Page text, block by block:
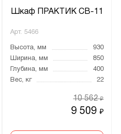
Шкаф ПРАКТИК СВ-11
Арт. 5466
Высота, мм
930
Ширина, мм
850
Глубина, мм
400
Вес, кг
22
9 509₽
10 562₽